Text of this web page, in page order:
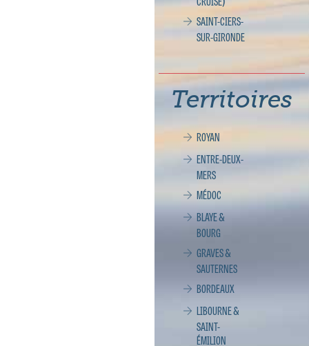
SAINT-CIERS-
SUR-GIRONDE
Territoires
ROYAN
ENTRE-DEUX-
MERS
MÉDOC
BLAYE &
BOURG
GRAVES &
SAUTERNES
BORDEAUX
LIBOURNE &
SAINT-
ÉMILION